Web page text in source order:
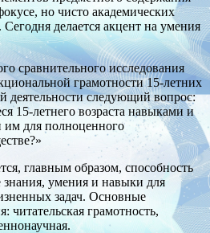
но чисто академических
делается акцент на умения
сравнительного исследования
грамотности 15-летних
деятельности следующий вопрос:
15-летнего возраста навыками и
для полноценного
главным образом, способность
знания, умения и навыки для
задач. Основные
читательская грамотность,